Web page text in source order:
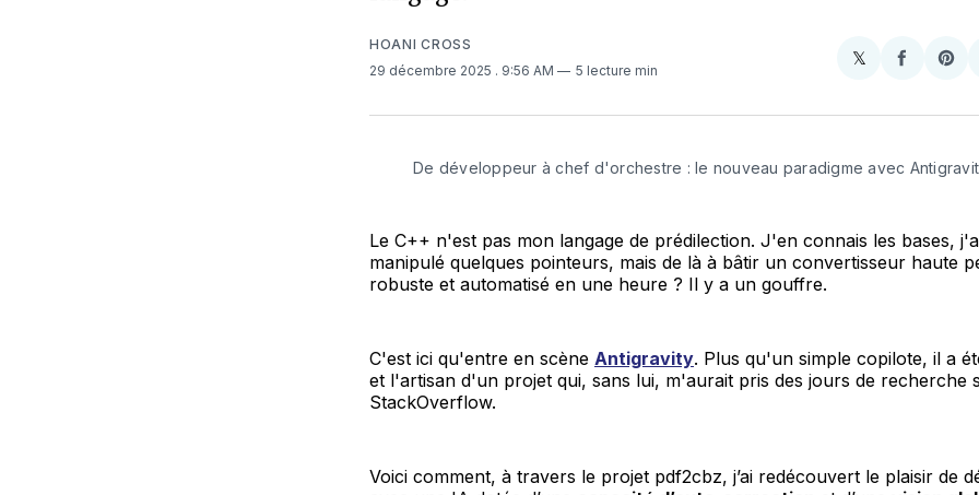
HOANI CROSS
29 décembre 2025 . 9:56 AM 5 lecture min
𝕏Share
X
Partager
De développeur à chef d'orchestre : le nouveau paradigme avec
Le C++ n'est pas mon langage de prédilection. J'en connais les bases,
manipulé quelques pointeurs, mais de là à bâtir un convertisseur haute
robuste et automatisé en une heure ? Il y a un gouffre.
C'est ici qu'entre en scène Antigravity. Plus qu'un simple copilote, il a
et l'artisan d'un projet qui, sans lui, m'aurait pris des jours de recherche
StackOverflow.
Voici comment, à travers le projet pdf2cbz, j’ai redécouvert le plaisir de